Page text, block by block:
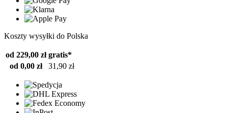
Koszty wysyłki do Polska
od 229,00 zł gratis*
od 0,00 zł
31,90 zł